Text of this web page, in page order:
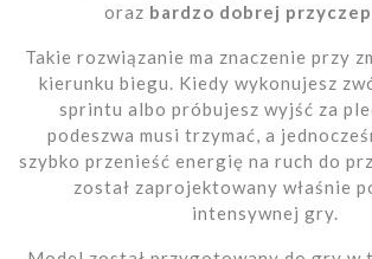
oraz bardzo dobrej
Takie rozwiązanie ma znaczenie przy
kierunku biegu. Kiedy wykonujesz
sprintu albo próbujesz wyjść za
podeszwa musi trzymać, a
szybko przenieść energię na ruch do
został zaprojektowany właśnie
intensywnej gry.